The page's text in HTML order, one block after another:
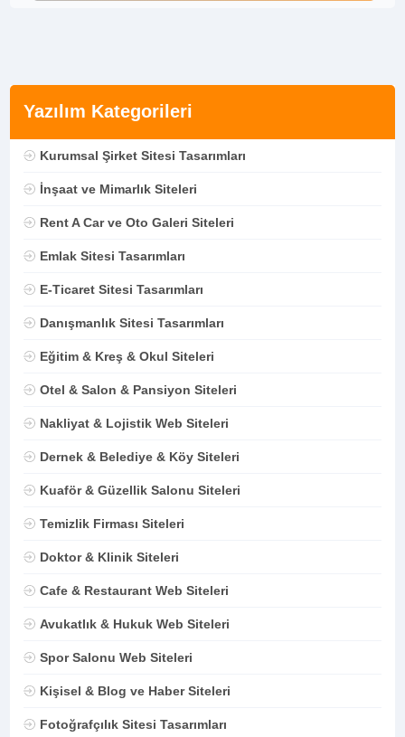
Yazılım Kategorileri
Kurumsal Şirket Sitesi Tasarımları
İnşaat ve Mimarlık Siteleri
Rent A Car ve Oto Galeri Siteleri
Emlak Sitesi Tasarımları
E-Ticaret Sitesi Tasarımları
Danışmanlık Sitesi Tasarımları
Eğitim & Kreş & Okul Siteleri
Otel & Salon & Pansiyon Siteleri
Nakliyat & Lojistik Web Siteleri
Dernek & Belediye & Köy Siteleri
Kuaför & Güzellik Salonu Siteleri
Temizlik Firması Siteleri
Doktor & Klinik Siteleri
Cafe & Restaurant Web Siteleri
Avukatlık & Hukuk Web Siteleri
Spor Salonu Web Siteleri
Kişisel & Blog ve Haber Siteleri
Fotoğrafçılık Sitesi Tasarımları